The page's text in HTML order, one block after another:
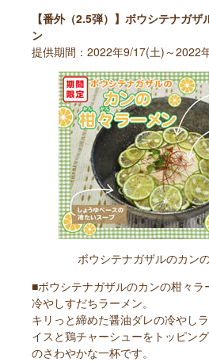
【番外（2.5弾）】ボウシテナガ
ン
提供期間：2022年9/17(土)～2022
ボウシテナガザルのカン
■ボウシテナガザルのカンの柑々ラ
冷やしすだちラーメン。
キリっと締めた醤油ダレの冷やし
イスと鶏チャーシューをトッピン
のさわやかな一杯です。